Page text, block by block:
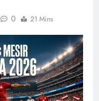
0 21 Mins